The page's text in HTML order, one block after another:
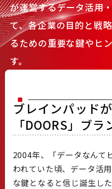
が運営するデータ活用
て、各企業の目的と戦
るための重要な鍵やヒ
す。
ブレインパッド
「DOORS」ブラ
2004年、「データなんて
われていた頃、データ活
な鍵となると信じ誕生し